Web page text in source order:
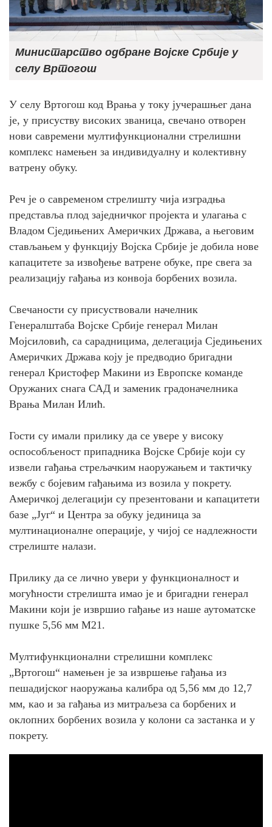
Министарство одбране Војске Србије у
селу Вртогош
У селу Вртогош код Врања у току јучерашњег дана
је, у присуству високих званица, свечано отворен
нови савремени мултифункционални стрелишни
комплекс намењен за индивидуалну и колективну
ватрену обуку.
Реч је о савременом стрелишту чија изградња
представља плод заједничког пројекта и улагања с
Владом Сједињених Америчких Држава, а његовим
стављањем у функцију Војска Србије је добила нове
капацитете за извођење ватрене обуке, пре свега за
реализацију гађања из конвоја борбених возила.
Свечаности су присуствовали начелник
Генералштаба Војске Србије генерал Милан
Мојсиловић, са сарадницима, делегација Сједињених
Америчких Држава коју је предводио бригадни
генерал Кристофер Макини из Европске команде
Оружаних снага САД и заменик градоначелника
Врања Милан Илић.
Гости су имали прилику да се увере у високу
оспособљеност припадника Војске Србије који су
извели гађања стрељачким наоружањем и тактичку
вежбу с бојевим гађањима из возила у покрету.
Америчкој делегацији су презентовани и капацитети
базе „Југ“ и Центра за обуку јединица за
мултинационалне операције, у чијој се надлежности
стрелиште налази.
Прилику да се лично увери у функционалност и
могућности стрелишта имао је и бригадни генерал
Макини који је извршио гађање из наше аутоматске
пушке 5,56 мм М21.
Мултифункционални стрелишни комплекс
„Вртогош“ намењен је за извршење гађања из
пешадијског наоружања калибра од 5,56 мм до 12,7
мм, као и за гађања из митраљеза са борбених и
оклопних борбених возила у колони са застанка и у
покрету.